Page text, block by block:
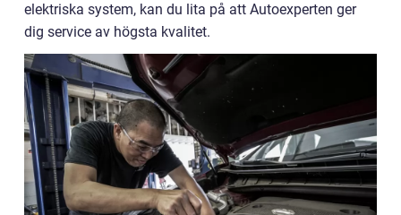
elektriska system, kan du lita på att Autoexperten ger
dig service av högsta kvalitet.